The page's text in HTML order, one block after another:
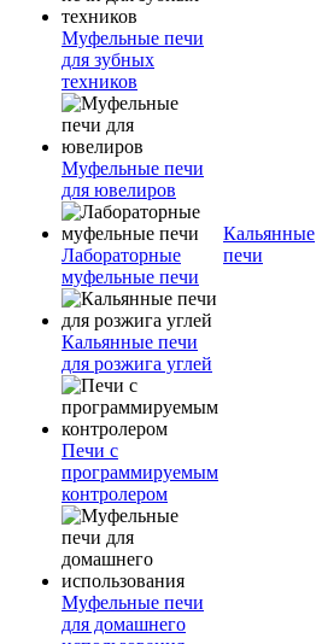
Муфельные печи
для зубных
техников
Муфельные печи
для ювелиров
Лабораторные
муфельные печи
Кальянные печи
для розжига углей
Печи с
программируемым
контролером
Муфельные печи
для домашнего
Кальянные
печи